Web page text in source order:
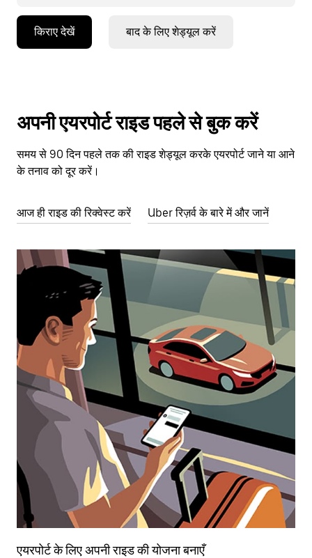
किराए देखें बाद के लिए शेड्यूल करें
अपनी एयरपोर्ट राइड पहले से बुक करें
समय से 90 दिन पहले तक की राइड शेड्यूल करके एयरपोर्ट जाने या आने
के तनाव को दूर करें।
आज ही राइड की रिक्वेस्ट करें Uber रिज़र्व के बारे में और जानें
एयरपोर्ट के लिए अपनी राइड की योजना बनाएँ